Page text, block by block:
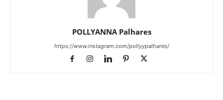
POLLYANNA Palhares
https://www.instagram.com/pollyypalhares/